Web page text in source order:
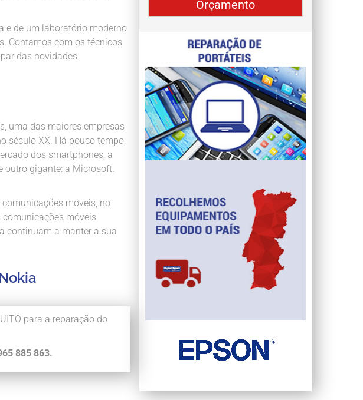
e de um laboratório moderno
Contamos com os técnicos
das novidades
uma das maiores empresas
século XX. Há pouco tempo,
dos smartphones, a
outro gigante: a Microsoft.
comunicações móveis, no
comunicações móveis
continuam a manter a sua
para a reparação do
885 863.